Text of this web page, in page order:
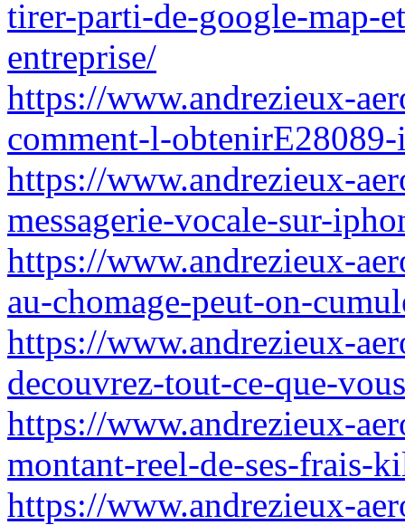
tirer-parti-de-google-map-
entreprise/
https://www.andrezieux-
comment-l-
https://www.andrezieux-
messagerie-vocale-sur-
https://www.andrezieux-
au-chomage-peut-on-
https://www.andrezieux-
decouvrez-tout-ce-que-
https://www.andrezieux-
montant-reel-de-ses-frais-
https://www.andrezieux-